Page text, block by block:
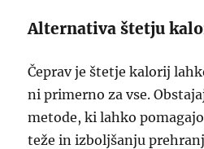
Alternativa štetju
Čeprav je štetje kalorij
ni primerno za vse.
metode, ki lahko
teže in izboljšanju